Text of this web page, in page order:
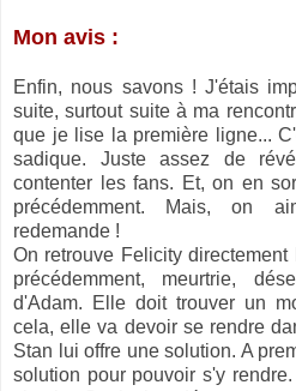
Mon avis :
Enfin, nous savons ! J'étais
suite, surtout suite à ma
que je lise la première ligne...
sadique. Juste assez de
contenter les fans. Et, on en
précédemment. Mais, on
redemande !
On retrouve Felicity
précédemment, meurtrie,
d'Adam. Elle doit trouver un
cela, elle va devoir se rendre
Stan lui offre une solution. A
solution pour pouvoir s'y